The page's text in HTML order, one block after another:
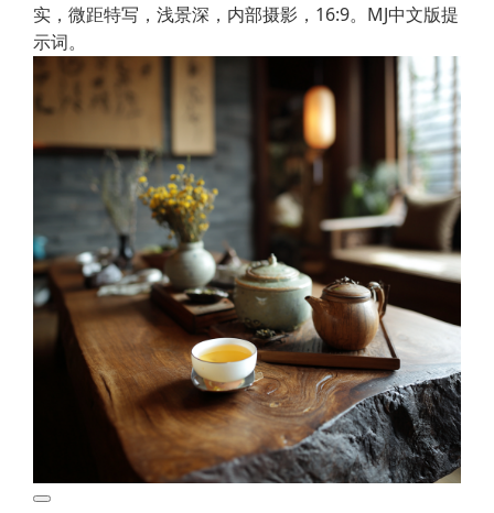
实，微距特写，浅景深，内部摄影，16:9。MJ中文版提
示词。